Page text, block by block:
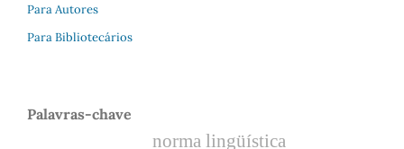
Para Autores
Para Bibliotecários
Palavras-chave
norma lingüística